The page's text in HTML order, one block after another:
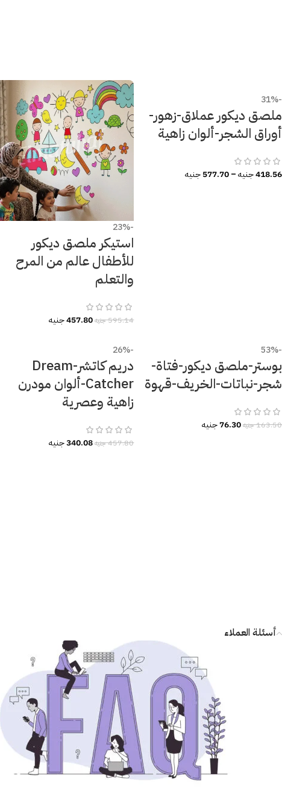
-31%
ملصق ديكور عملاق-زهور-
أوراق الشجر-ألوان زاهية
418.56جنيه–
577.70جنيه
-23%
استيكر ملصق ديكور
للأطفال عالم من المرح
والتعلم
595.14جنيه457.80جنيه
-53%
بوستر-ملصق ديكور-فتاة-
شجر-نباتات-الخريف-قهوة
163.50جنيه76.30جنيه
-26%
دريم كاتشر-Dream
Catcher-ألوان مودرن
زاهية وعصرية
457.80جنيه340.08جنيه
أسئلة العملاء